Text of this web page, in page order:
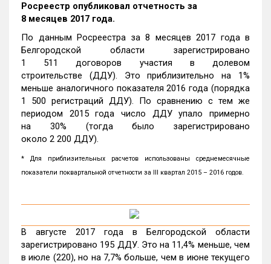
Росреестр опубликовал отчетность за
8 месяцев 2017 года.
По данным Росреестра за 8 месяцев 2017 года в
Белгородской области зарегистрировано
1 511 договоров участия в долевом
строительстве (ДДУ). Это приблизительно на 1%
меньше аналогичного показателя 2016 года (порядка
1 500 регистраций ДДУ). По сравнению с тем же
периодом 2015 года число ДДУ упало примерно
на 30% (тогда было зарегистрировано
около 2 200 ДДУ).
* Для приблизительных расчетов использованы среднемесячные
показатели поквартальной отчетности за III квартал 2015 – 2016 годов.
В августе 2017 года в Белгородской области
зарегистрировано 195 ДДУ. Это на 11,4% меньше, чем
в июле (220), но на 7,7% больше, чем в июне текущего